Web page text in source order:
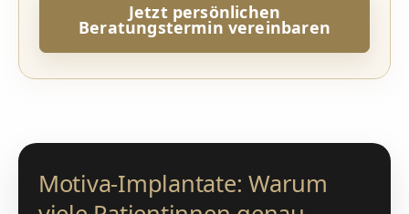
Jetzt persönlichen
Beratungstermin vereinbaren
Motiva-Implantate: Warum